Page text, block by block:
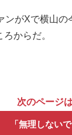
がXで横山の
からだ。
次のページは
「無理しないで